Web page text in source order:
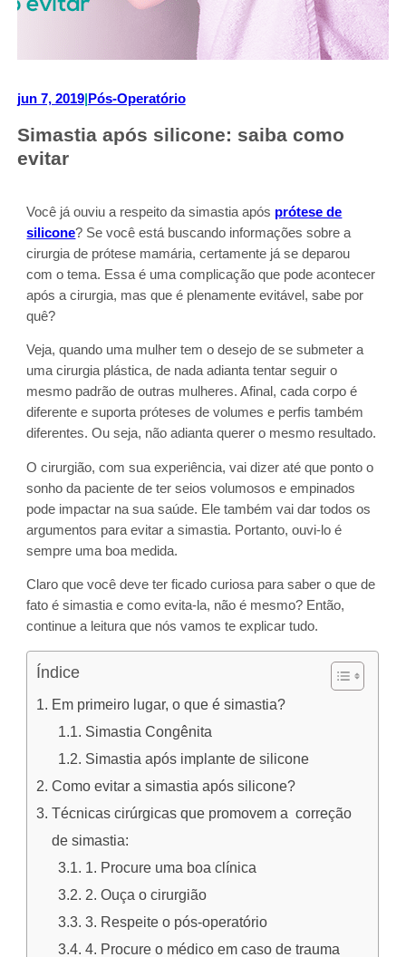
jun 7, 2019| Pós-Operatório
Simastia após silicone: saiba como
evitar
Você já ouviu a respeito da simastia após prótese de
silicone? Se você está buscando informações sobre a
cirurgia de prótese mamária, certamente já se deparou
com o tema. Essa é uma complicação que pode acontecer
após a cirurgia, mas que é plenamente evitável, sabe por
quê?
Veja, quando uma mulher tem o desejo de se submeter a
uma cirurgia plástica, de nada adianta tentar seguir o
mesmo padrão de outras mulheres. Afinal, cada corpo é
diferente e suporta próteses de volumes e perfis também
diferentes. Ou seja, não adianta querer o mesmo resultado.
O cirurgião, com sua experiência, vai dizer até que ponto o
sonho da paciente de ter seios volumosos e empinados
pode impactar na sua saúde. Ele também vai dar todos os
argumentos para evitar a simastia. Portanto, ouvi-lo é
sempre uma boa medida.
Claro que você deve ter ficado curiosa para saber o que de
fato é simastia e como evita-la, não é mesmo? Então,
continue a leitura que nós vamos te explicar tudo.
Índice
Em primeiro lugar, o que é simastia?
Simastia Congênita
Simastia após implante de silicone
Como evitar a simastia após silicone?
Técnicas cirúrgicas que promovem a correção
de simastia:
1. Procure uma boa clínica
2. Ouça o cirurgião
3. Respeite o pós-operatório
4. Procure o médico em caso de trauma